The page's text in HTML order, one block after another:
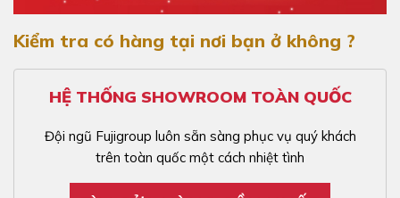
Kiểm tra có hàng tại nơi bạn ở không ?
HỆ THỐNG SHOWROOM TOÀN QUỐC
Đội ngũ Fujigroup luôn sẵn sàng phục vụ quý khách
trên toàn quốc một cách nhiệt tình